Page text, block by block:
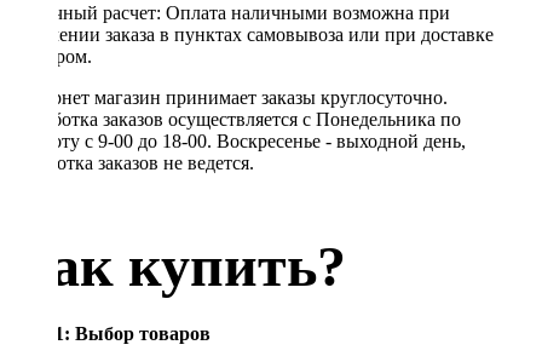
Наличный расчет: Оплата наличными возможна при
получении заказа в пунктах самовывоза или при доставке
курьером.
Интернет магазин принимает заказы круглосуточно.
Обработка заказов осуществляется с Понедельника по
Субботу с 9-00 до 18-00. Воскресенье - выходной день,
обработка заказов не ведется.
Как купить?
Шаг 1: Выбор товаров